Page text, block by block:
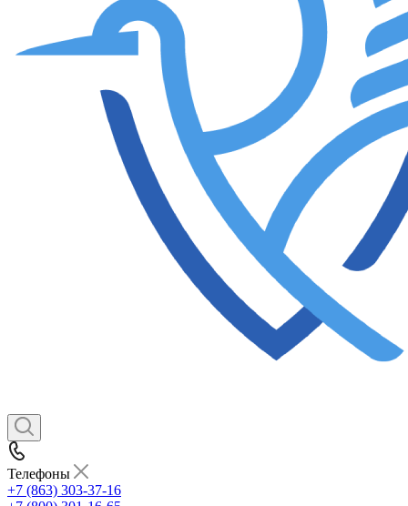
Телефоны
+7 (863) 303-37-16